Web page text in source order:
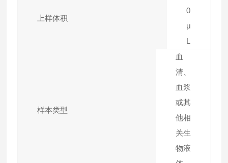
上样体积
0
μ
L
样本类型
血
清、
血浆
或其
他相
关生
物液